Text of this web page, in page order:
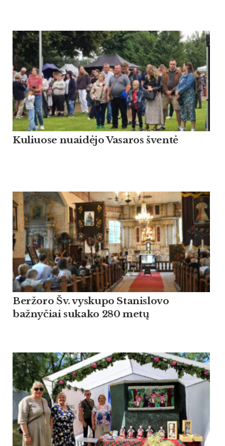
Kuliuose nuaidėjo Vasaros šventė
Beržoro Šv. vyskupo Stanislovo
bažnyčiai sukako 280 metų